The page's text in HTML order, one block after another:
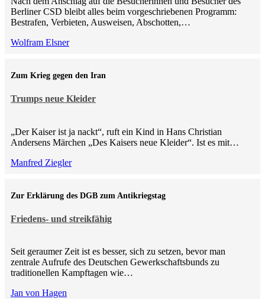
Berliner CSD bleibt alles beim vorgeschriebenen Programm:
Bestrafen, Verbieten, Ausweisen, Abschotten,…
Wolfram Elsner
Trumps neue Kleider
Zum Krieg gegen den Iran
„Der Kaiser ist ja nackt“, ruft ein Kind in Hans Christian
Andersens Märchen „Des Kaisers neue Kleider“. Ist es mit…
Manfred Ziegler
Friedens- und streikfähig
Zur Erklärung des DGB zum Antikriegstag
Seit geraumer Zeit ist es besser, sich zu setzen, bevor man
zentrale Aufrufe des Deutschen Gewerkschaftsbunds zu
traditionellen Kampftagen wie…
Jan von Hagen